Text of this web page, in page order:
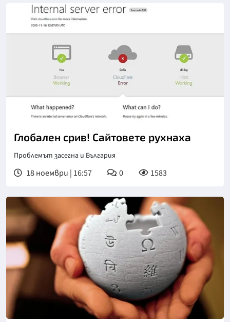
Глобален срив! Сайтовете рухнаха
Проблемът засегна и България
18 ноември | 16:57 0 1583